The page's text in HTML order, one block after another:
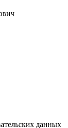
данных